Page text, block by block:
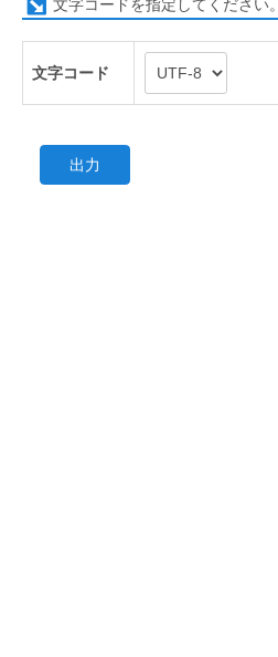
文字コードを指定してください。
文字コード